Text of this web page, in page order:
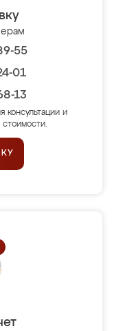
55
01
13
консультации и
стоимости.